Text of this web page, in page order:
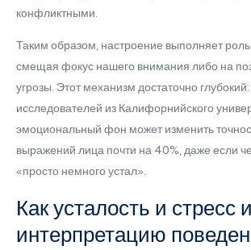
конфликтными.
Таким образом, настроение выполняет
смещая фокус нашего внимания либо на
угрозы. Этот механизм достаточно
исследователей из Калифорнийского
эмоциональный фон может изменить
выражений лица почти на 40%, даже если
«просто немного устал».
Как усталость и стресс
интерпретацию